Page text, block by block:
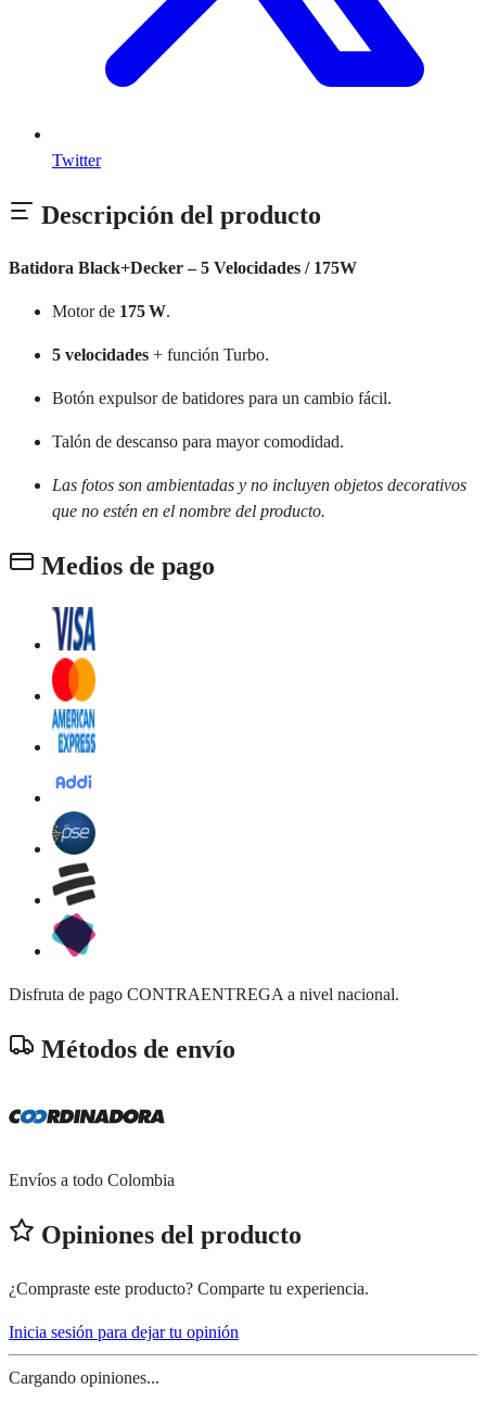
Twitter
Descripción del producto
Batidora Black+Decker – 5 Velocidades / 175W
Motor de 175 W.
5 velocidades + función Turbo.
Botón expulsor de batidores para un cambio fácil.
Talón de descanso para mayor comodidad.
Las fotos son ambientadas y no incluyen objetos decorativos
que no estén en el nombre del producto.
Medios de pago
Disfruta de pago CONTRAENTREGA a nivel nacional.
Métodos de envío
Envíos a todo Colombia
Opiniones del producto
¿Compraste este producto? Comparte tu experiencia.
Inicia sesión para dejar tu opinión
Cargando opiniones...